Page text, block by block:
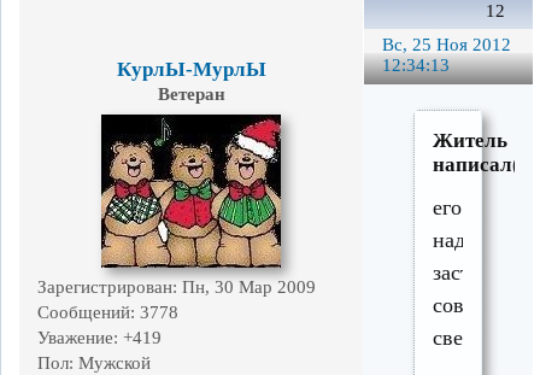
12
Вс, 25 Ноя 2012
12:34:13
КурлЫ-МурлЫ
Ветеран
Зарегистрирован: Пн, 30 Мар 2009
Сообщений: 3778
Уважение: +419
Пол: Мужской
Житель
его
надо
застать
совсем
свежим